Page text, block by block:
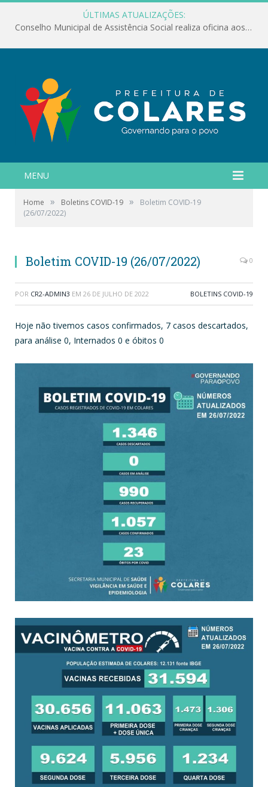
ÚLTIMAS ATUALIZAÇÕES:
Conselho Municipal de Assistência Social realiza oficina aos servidores
MENU
Home » Boletins COVID-19 »
Boletim COVID-19
(26/07/2022)
Boletim COVID-19 (26/07/2022) 0
POR CR2-ADMIN3 EM 26 DE JULHO DE 2022 BOLETINS COVID-19
Hoje não tivemos casos confirmados, 7 casos descartados,
para análise 0, Internados 0 e óbitos 0